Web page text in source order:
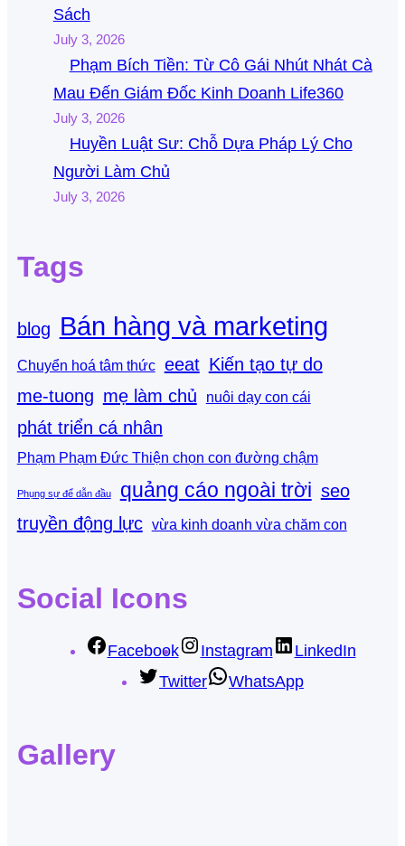
Sách
July 3, 2026
Phạm Bích Tiền: Từ Cô Gái Nhút Nhát Cà
Mau Đến Giám Đốc Kinh Doanh Life360
July 3, 2026
Huyền Luật Sư: Chỗ Dựa Pháp Lý Cho
Người Làm Chủ
July 3, 2026
Tags
blog Bán hàng và marketing
Chuyển hoá tâm thức eeat Kiến tạo tự do
me-tuong mẹ làm chủ nuôi dạy con cái
phát triển cá nhân
Phạm Phạm Đức Thiện chọn con đường chậm
Phụng sự để dẫn đầu quảng cáo ngoài trời seo
truyền động lực vừa kinh doanh vừa chăm con
Social Icons
Facebook Instagram
LinkedIn
Twitter
WhatsApp
Gallery